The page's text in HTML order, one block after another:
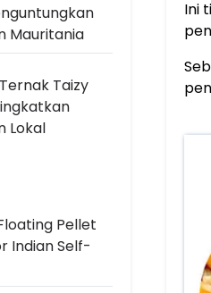
Mauritania
Taizy
Lokal
Pellet
Indian Self-
Ini